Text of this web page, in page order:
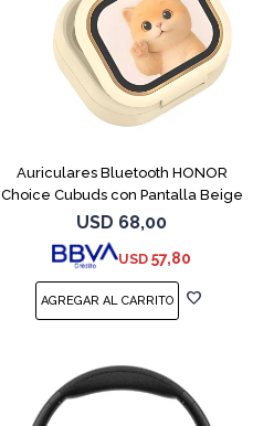
Auriculares Bluetooth HONOR
Choice Cubuds con Pantalla Beige
USD 68,00
USD 57,80